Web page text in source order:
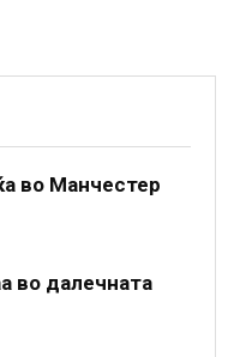
во Манчестер
во далечната